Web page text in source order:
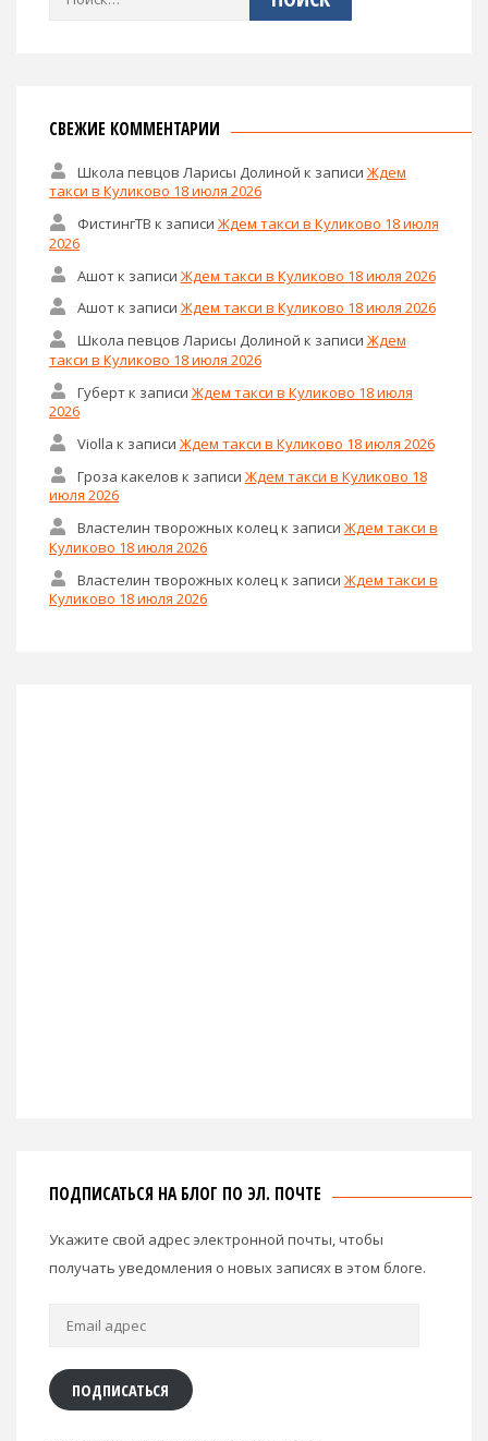
СВЕЖИЕ КОММЕНТАРИИ
Школа певцов Ларисы Долиной к записи Ждем
такси в Куликово 18 июля 2026
ФистингТВ к записи Ждем такси в Куликово 18 июля
2026
Ашотк записи Ждем такси в Куликово 18 июля 2026
Ашотк записи Ждем такси в Куликово 18 июля 2026
Школа певцов Ларисы Долиной к записи Ждем
такси в Куликово 18 июля 2026
Губертк записи Ждем такси в Куликово 18 июля
2026
Violla к записи Ждем такси в Куликово 18 июля 2026
Гроза какелов к записи Ждем такси в Куликово 18
июля 2026
Властелин творожных колецк записи Ждем такси в
Куликово 18 июля 2026
Властелин творожных колец к записи Ждем такси в
Куликово 18 июля 2026
ПОДПИСАТЬСЯ НА БЛОГ ПО ЭЛ. ПОЧТЕ
Укажите свой адрес электронной почты, чтобы
получать уведомления о новых записях в этом блоге.
Email
ПОДПИСАТЬСЯ